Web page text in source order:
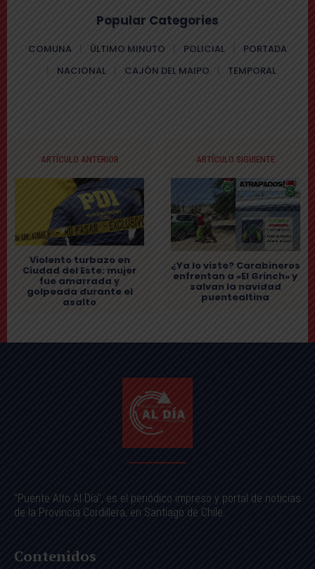
Popular Categories
COMUNA ÚLTIMO MINUTO POLICIAL
PORTADA
NACIONAL
CAJÓN DEL MAIPO TEMPORAL
ARTÍCULO ANTERIOR
Violento turbazo en
Ciudad del Este: mujer
fue amarrada y
golpeada durante el
asalto
ARTÍCULO SIGUIENTE
¿Ya lo viste? Carabineros
enfrentan a «El Grinch» y
salvan la navidad
puentealtina
"Puente Alto Al Día", es el periódico impreso y portal de noticias
de la Provincia Cordillera, en Santiago de Chile.
Contenidos